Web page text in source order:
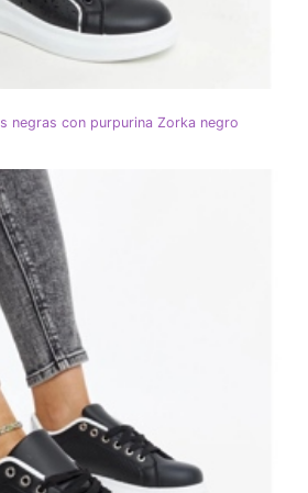
negras con purpurina Zorka negro